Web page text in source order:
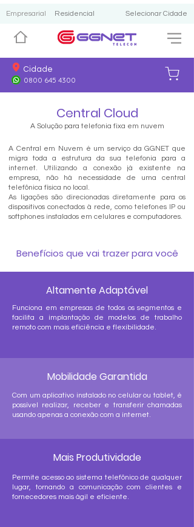
Empresarial Residencial Selecionar Cidade
Cidade
0800 645 4300
Central Cloud
A Solução para telefonia fixa em nuvem
A Central em Nuvem é um serviço da GGNET que
migra toda a estrutura da sua telefonia para a
internet. Utilizando a conexão já existente na
empresa, não há necessidade de uma central
telefônica física no local.
As ligações são direcionadas diretamente para os
dispositivos conectados à rede, como telefones IP ou
softphones instalados em celulares e computadores.
Benefícios que vai trazer para você
Altamente Adaptável
Funciona em empresas de todos os segmentos e
facilita a implantação de modelos de trabalho
remoto com mais eficiência e flexibilidade.
Mobilidade Garantida
Com um aplicativo instalado no celular ou tablet, é
possível realizar, receber e transferir chamadas
usando apenas a conexão com a internet.
Mais Produtividade
Permite acesso ao sistema telefônico de qualquer
lugar, tornando a comunicação com clientes e
fornecedores mais ágil e eficiente.